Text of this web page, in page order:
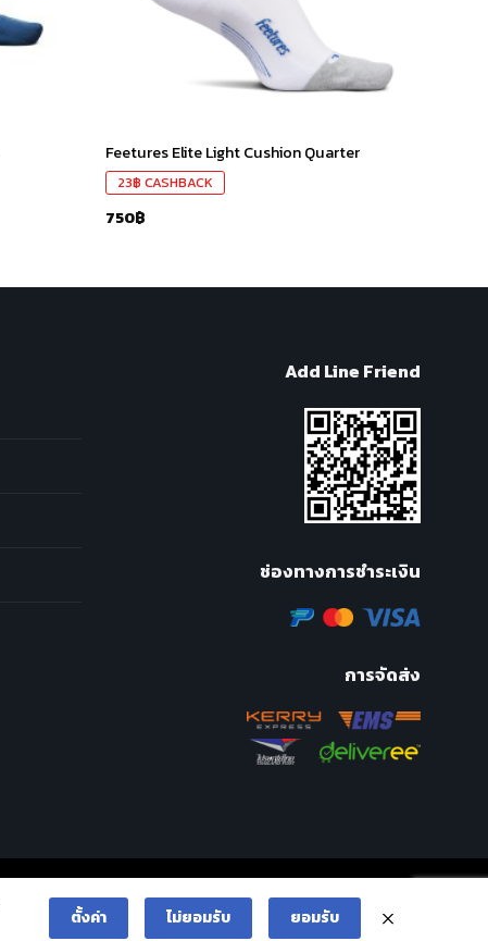
Feetures Elite Light Cushion Quarter
23฿ CASHBACK
750฿
Add Line Friend
ช่องทางการชำระเงิน
การจัดส่ง
ตั้งค่า ไม่ยอมรับ ยอมรับ